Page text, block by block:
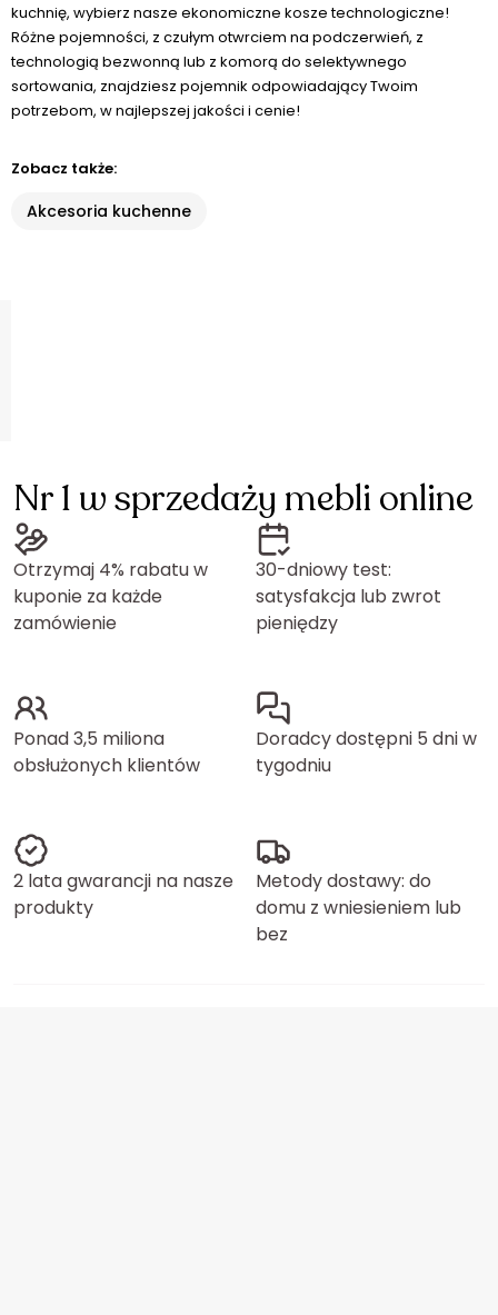
kuchnię, wybierz nasze ekonomiczne kosze technologiczne!
Różne pojemności, z czułym otwrciem na podczerwień, z
technologią bezwonną lub z komorą do selektywnego
sortowania, znajdziesz pojemnik odpowiadający Twoim
potrzebom, w najlepszej jakości i cenie!
Zobacz także:
Akcesoria kuchenne
Nr 1 w sprzedaży mebli online
Otrzymaj 4% rabatu w
kuponie za każde
zamówienie
30-dniowy test:
satysfakcja lub zwrot
pieniędzy
Ponad 3,5 miliona
obsłużonych klientów
Doradcy dostępni 5 dni w
tygodniu
2 lata gwarancji na nasze
produkty
Metody dostawy: do
domu z wniesieniem lub
bez